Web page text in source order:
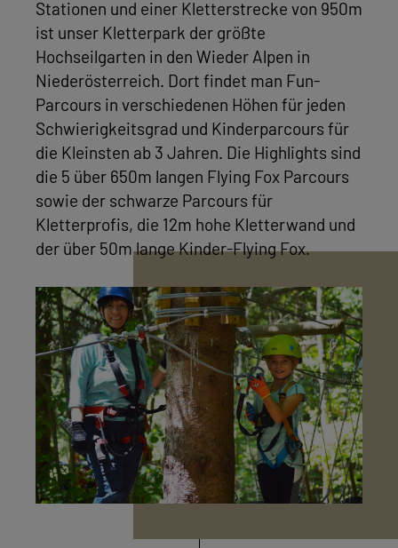
Stationen und einer Kletterstrecke von 950m
ist unser Kletterpark der größte
Hochseilgarten in den Wieder Alpen in
Niederösterreich. Dort findet man Fun-
Parcours in verschiedenen Höhen für jeden
Schwierigkeitsgrad und Kinderparcours für
die Kleinsten ab 3 Jahren. Die Highlights sind
die 5 über 650m langen Flying Fox Parcours
sowie der schwarze Parcours für
Kletterprofis, die 12m hohe Kletterwand und
der über 50m lange Kinder-Flying Fox.